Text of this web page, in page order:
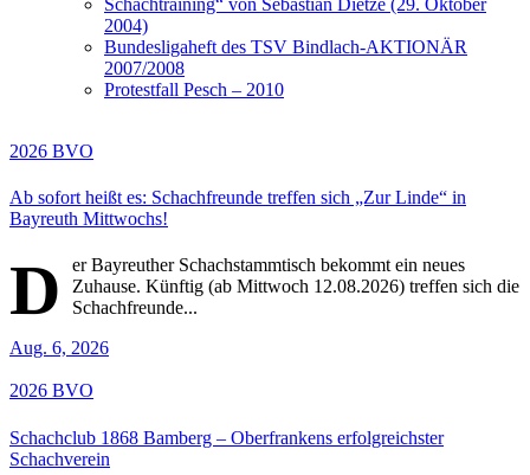
2004)
Bundesligaheft des TSV Bindlach-AKTIONÄR
2007/2008
Protestfall Pesch – 2010
2026 BVO
Ab sofort heißt es: Schachfreunde treffen sich „Zur Linde“ in
Bayreuth Mittwochs!
D
er Bayreuther Schachstammtisch bekommt ein neues
Zuhause. Künftig (ab Mittwoch 12.08.2026) treffen sich die
Schachfreunde...
Aug. 6, 2026
2026 BVO
Schachclub 1868 Bamberg – Oberfrankens erfolgreichster
Schachverein